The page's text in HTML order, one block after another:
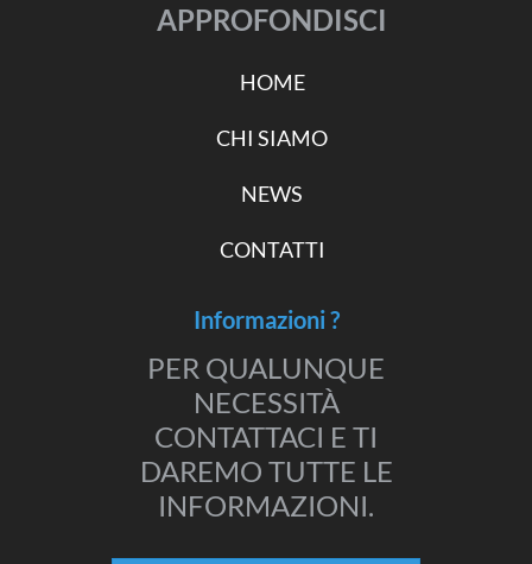
APPROFONDISCI
HOME
CHI SIAMO
NEWS
CONTATTI
Informazioni ?
PER QUALUNQUE
NECESSITÀ
CONTATTACI E TI
DAREMO TUTTE LE
INFORMAZIONI.